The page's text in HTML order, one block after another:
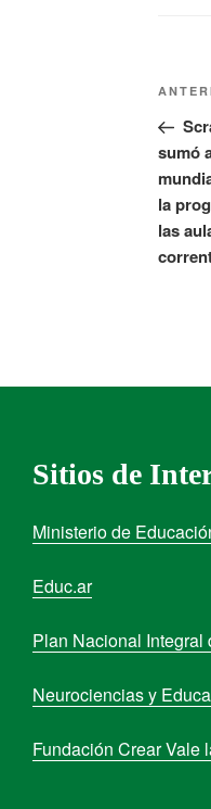
sumó
la
las
Sitios de
Ministerio de
Educ.ar
Plan Nacional
Neurociencias y
Fundación Crear Vale